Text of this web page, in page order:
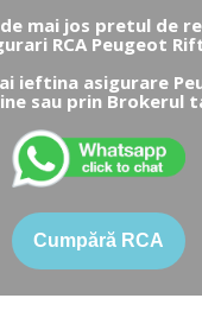
mai jos pretul de
RCA Peugeot
ieftina asigurare
sau prin Brokerul
Cumpără RCA